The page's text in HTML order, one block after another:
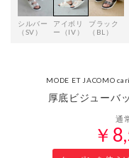
シルバー
（SV）
アイボリ
ー（IV）
ブラック
（BL）
MODE ET JACOMO
厚底ビジューバ
通
￥